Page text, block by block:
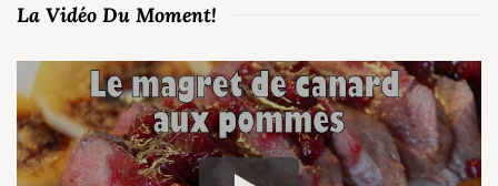
La Vidéo Du Moment!